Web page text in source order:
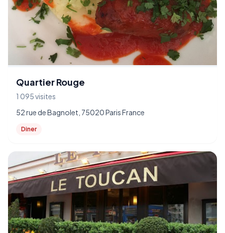
Quartier Rouge
1 095 visites
52 rue de Bagnolet, 75020 Paris France
Diner